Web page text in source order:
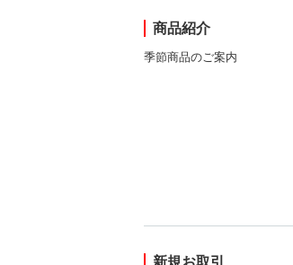
商品紹介
季節商品のご案内
新規お取引